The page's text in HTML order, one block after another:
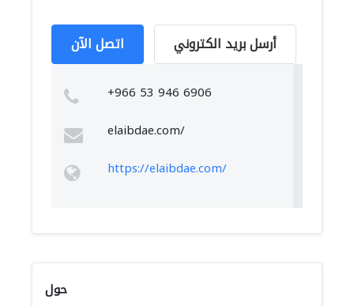
اتصل الآن أرسل بريد الكتروني
+966 53 946 6906
elaibdae.com/
https://elaibdae.com/
حول